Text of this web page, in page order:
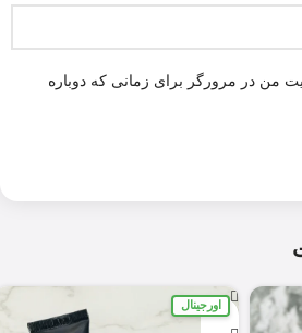
من در مرورگر برای زمانی که دوباره
اورجینال